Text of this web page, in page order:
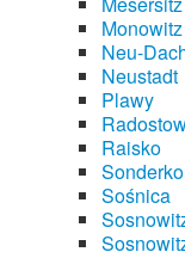
Monowitz
Neu-
Neustadt
Plawy
Raisko
Sośnica